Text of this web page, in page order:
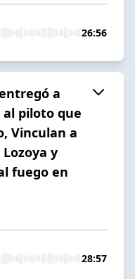
26:56
a
al piloto que
Vinculan a
y
fuego en
28:57